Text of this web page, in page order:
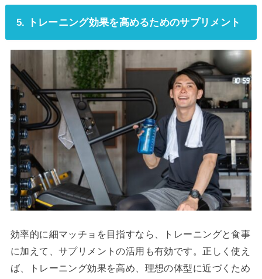
5. トレーニング効果を高めるためのサプリメント
効率的に細マッチョを目指すなら、トレーニングと食事
に加えて、サプリメントの活用も有効です。正しく使え
ば、トレーニング効果を高め、理想の体型に近づくため